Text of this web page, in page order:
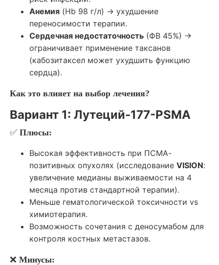
Анемия (Hb 98 г/л) → ухудшение
переносимости терапии.
Сердечная недостаточность (ФВ 45%) →
ограничивает применение таксанов
(кабозитаксел может ухудшить функцию
сердца).
Как это влияет на выбор лечения?
Вариант 1: Лутеций-177-PSMA
✅ Плюсы:
Высокая эффективность при ПСМА-
позитивных опухолях (исследование VISION:
увеличение медианы выживаемости на 4
месяца против стандартной терапии).
Меньше гематологической токсичности vs
химиотерапия.
Возможность сочетания с деносумабом для
контроля костных метастазов.
❌ Минусы: